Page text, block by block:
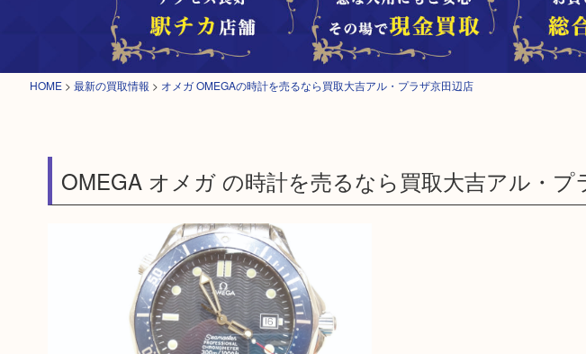
HOME > 最新の買取情報 > オメガ OMEGAの時計を売るなら買取大吉アル・プラザ京田辺店
OMEGA オメガ の時計を売るなら買取大吉アル・プ